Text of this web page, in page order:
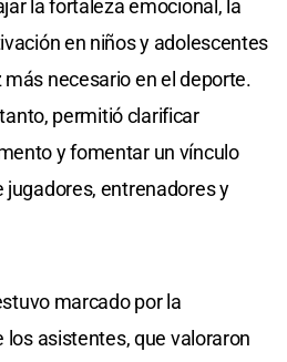
la fortaleza emocional, la
en niños y adolescentes
necesario en el deporte.
permitió clarificar
y fomentar un vínculo
entrenadores y
marcado por la
asistentes, que valoraron